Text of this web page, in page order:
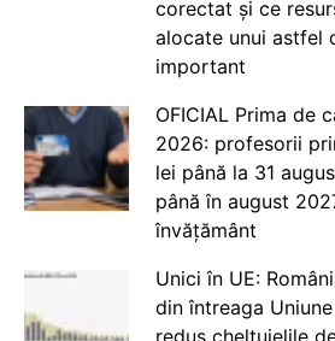
corectat și ce
alocate unui astfel
important
OFICIAL Prima de
2026: profesorii
lei până la 31
până în august
învățământ
Unici în UE:
din întreaga
redus cheltuielile